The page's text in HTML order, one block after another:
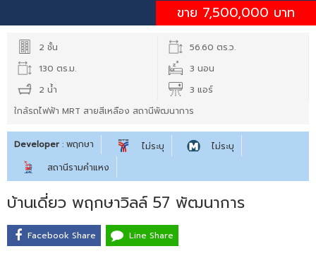
ขาย 7,500,000 บาท
2 ชั้น
56.60 ตร.ว.
130 ตร.ม.
3 นอน
2 น้ำ
3 แอร์
ใกล้รถไฟฟ้า MRT สายสีเหลือง สถานีพัฒนาการ
Developer : พฤกษา ไม่ระบุ
ไม่ระบุ
สถานีรามคำแหง
บ้านเดี่ยว พฤกษาวิลล์ 57 พัฒนาการ
Facebook Share Line Share